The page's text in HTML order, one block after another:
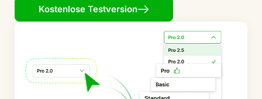
Kostenlose Testversion